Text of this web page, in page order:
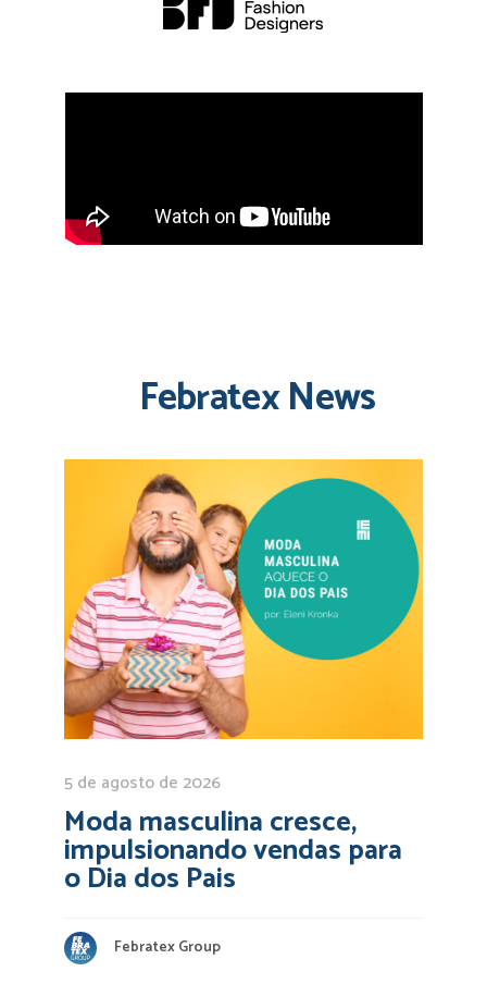
Febratex News
5 de agosto de 2026
Moda masculina cresce,
impulsionando vendas para
o Dia dos Pais
Febratex Group